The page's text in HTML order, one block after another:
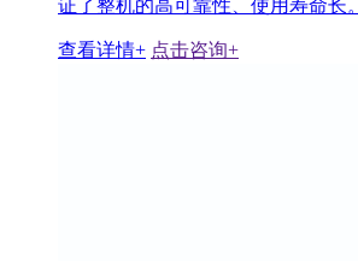
证了整机的高可靠性、使用寿命长。
查看详情+ 点击咨询+